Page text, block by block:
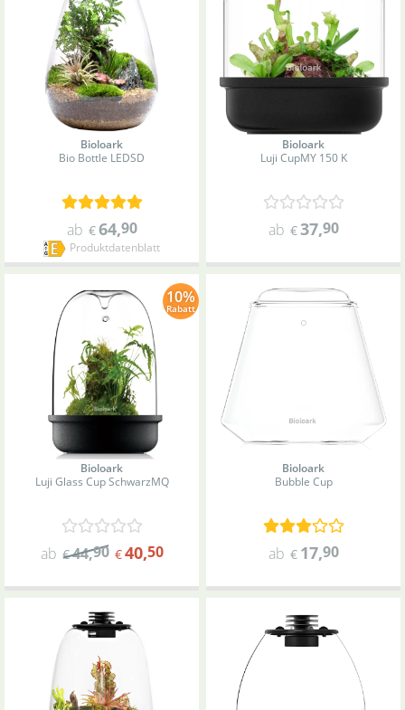
Bioloark
Bio Bottle LEDSD
ab €64,90
Produktdatenblatt
Bioloark
Luji CupMY 150 K
ab €37,90
10%
Rabatt
Bioloark
Luji Glass Cup SchwarzMQ
ab €44,90 €40,50
Bioloark
Bubble Cup
ab € 17,90